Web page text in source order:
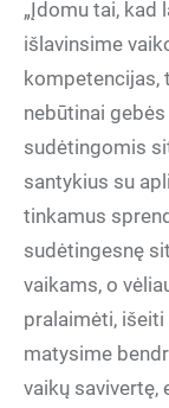
„Įdomu tai, kad
išlavinsime
kompetencijas,
nebūtinai
sudėtingomis
santykius su
tinkamus
sudėtingesnę
vaikams, o
pralaimėti,
matysime
vaikų savivertę,